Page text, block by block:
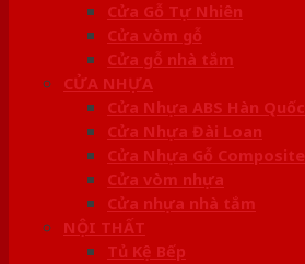
Cửa Gỗ Tự Nhiên
Cửa vòm gỗ
Cửa gỗ nhà tắm
CỬA NHỰA
Cửa Nhựa ABS Hàn Quốc
Cửa Nhựa Đài Loan
Cửa Nhựa Gỗ Composite
Cửa vòm nhựa
Cửa nhựa nhà tắm
NỘI THẤT
Tủ Kệ Bếp